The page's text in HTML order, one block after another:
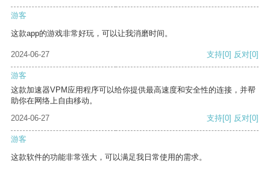
游客
这款app的游戏非常好玩，可以让我消磨时间。
2024-06-27 支持[0] 反对[0]
游客
这款加速器VPM应用程序可以给你提供最高速度和安全性的连接，并帮
助你在网络上自由移动。
2024-06-27
支持[0] 反对[0]
游客
这款软件的功能非常强大，可以满足我日常使用的需求。